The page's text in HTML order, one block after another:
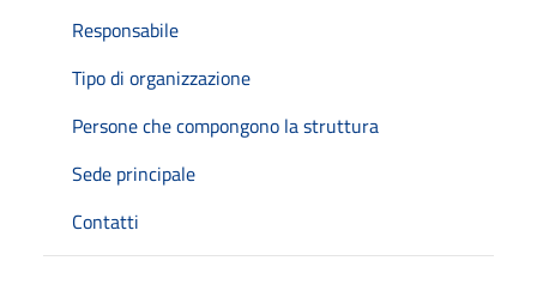
Responsabile
Tipo di organizzazione
Persone che compongono la struttura
Sede principale
Contatti